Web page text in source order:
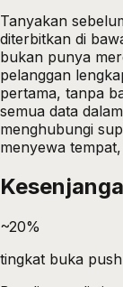
Tanyakan
diterbitkan di
bukan punya
pelanggan
pertama, tanpa
semua data
menghubungi
menyewa
~20%
tingkat buka